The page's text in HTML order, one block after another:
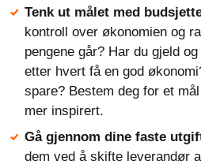
Tenk ut målet med
kontroll over økonomien og
pengene går? Har du gjeld
etter hvert få en god
spare? Bestem deg for et
mer inspirert.
Gå gjennom dine faste
dem ved å skifte leverandør